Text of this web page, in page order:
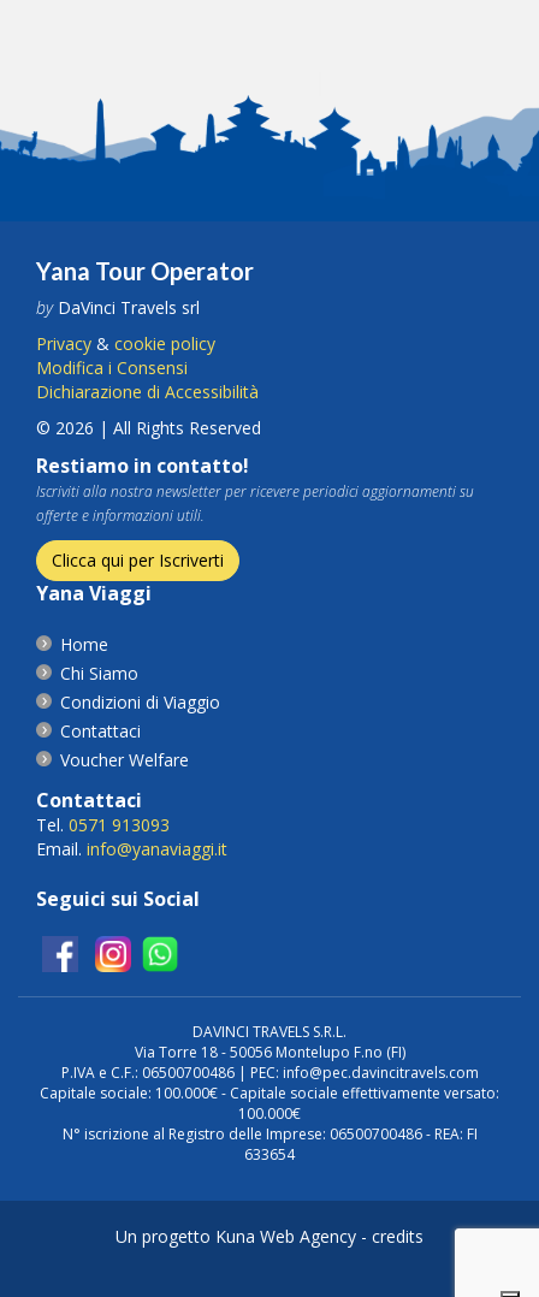
Yana Tour Operator
byDaVinci Travels srl
Privacy & cookie policy
Modifica i Consensi
Dichiarazione di Accessibilità
© 2026 | All Rights Reserved
Restiamo in contatto!
Iscriviti alla nostra newsletter per ricevere periodici aggiornamenti su
offerte e informazioni utili.
Clicca qui per Iscriverti
Yana Viaggi
Home
Chi Siamo
Condizioni di Viaggio
Contattaci
Voucher Welfare
Contattaci
Tel. 0571 913093
Email. info@yanaviaggi.it
Seguici sui Social
DAVINCI TRAVELS S.R.L.
Via Torre 18 - 50056 Montelupo F.no (FI)
P.IVA e C.F.: 06500700486 | PEC: info@pec.davincitravels.com
Capitale sociale: 100.000€ - Capitale sociale effettivamente versato:
100.000€
N° iscrizione al Registro delle Imprese: 06500700486 - REA: FI
633654
Un progetto Kuna Web Agency - credits